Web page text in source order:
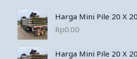
Harga Mini Pile 20 X
Rp0.00
Harga Mini Pile 20 X